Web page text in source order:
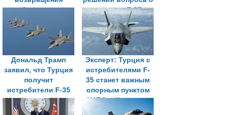
Анкары в
программу F-35
продаже F-35
Турции
Дональд Трамп
заявил, что Турция
получит
истребители F-35
Эксперт: Турция с
истребителями F-
35 станет важным
опорным пунктом
НАТО в Черном и
Средиземном